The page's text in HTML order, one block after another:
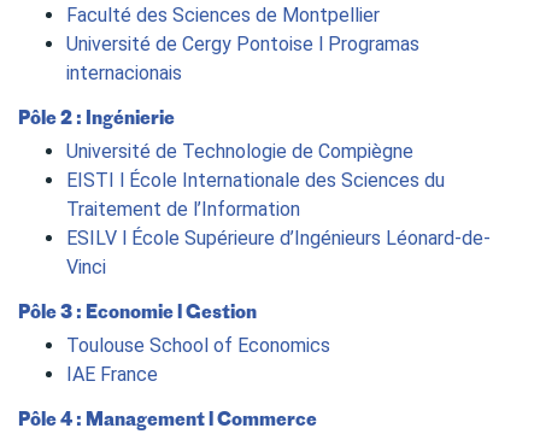
Faculté des Sciences de Montpellier
Université de Cergy Pontoise l Programas
internacionais
Pôle 2 : Ingénierie
Université de Technologie de Compiègne
EISTI l École Internationale des Sciences du
Traitement de l’Information
ESILV l École Supérieure d’Ingénieurs Léonard-de-
Vinci
Pôle 3 : Economie l Gestion
Toulouse School of Economics
IAE France
Pôle 4 : Management l Commerce